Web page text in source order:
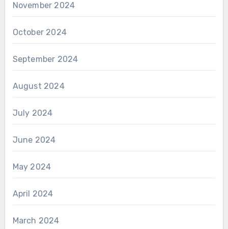
November 2024
October 2024
September 2024
August 2024
July 2024
June 2024
May 2024
April 2024
March 2024